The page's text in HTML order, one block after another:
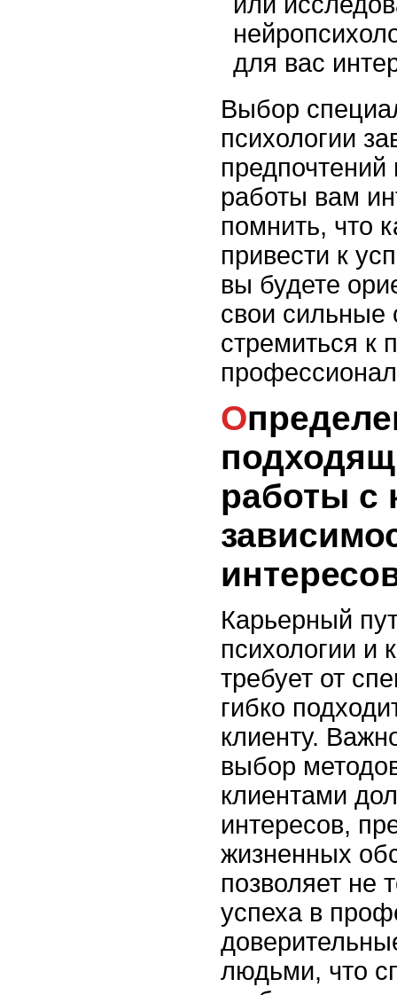
для вас
Выбор
психологии
предпочтений
работы вам
помнить, что
привести к
вы будете
свои сильные
стремиться к
Определение
работы с
Карьерный
психологии и
требует от
гибко
клиенту.
выбор
клиентами
интересов,
жизненных
позволяет не
успеха в
людьми, что